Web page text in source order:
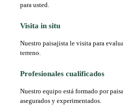
para usted.
Visita in situ
Nuestro paisajista le visita para
terreno.
Profesionales cualificados
Nuestro equipo está formado por
asegurados y experimentados.